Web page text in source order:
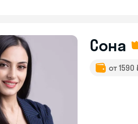
Сона
от